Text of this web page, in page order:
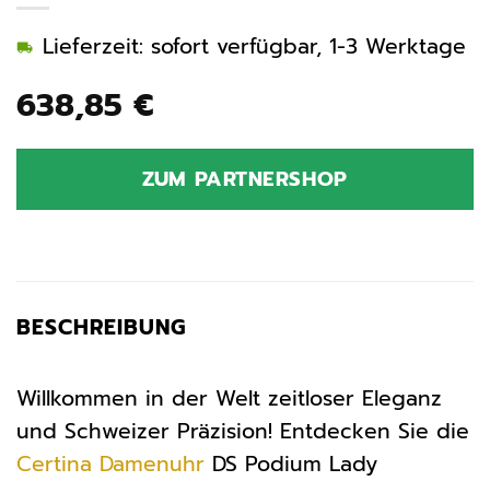
638,85 €
Lieferzeit: sofort verfügbar, 1-3 Werktage
ZUM PARTNERSHOP
BESCHREIBUNG
Willkommen in der Welt zeitloser Eleganz
und Schweizer Präzision! Entdecken Sie die
Certina Damenuhr DS Podium Lady